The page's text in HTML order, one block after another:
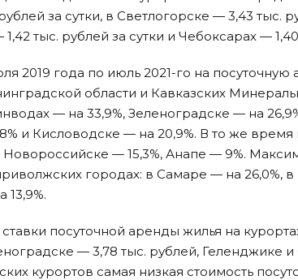
за сутки, в Светлогорске — 3,43 тыс.
тыс. рублей за сутки и Чебоксарах —
2019 года по июль 2021-го на посуточную
области и Кавказских
— на 33,9%, Зеленоградске — на
и Кисловодске — на 20,9%. В то же время
Новороссийске — 15,3%, Анапе — 9%.
городах: в Самаре — на
13,9%.
посуточной аренды жилья на
— 3,78 тыс. рублей, Геленджике
курортов самая низкая стоимость